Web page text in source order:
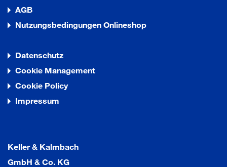
AGB
Nutzungsbedingungen Onlineshop
Datenschutz
Cookie Management
Cookie Policy
Impressum
Keller & Kalmbach
GmbH & Co. KG